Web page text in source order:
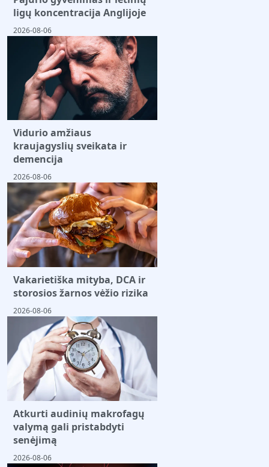
ligų koncentracija Anglijoje
2026-08-06
Vidurio amžiaus
kraujagyslių sveikata ir
demencija
2026-08-06
Vakarietiška mityba, DCA ir
storosios žarnos vėžio rizika
2026-08-06
Atkurti audinių makrofagų
valymą gali pristabdyti
senėjimą
2026-08-06